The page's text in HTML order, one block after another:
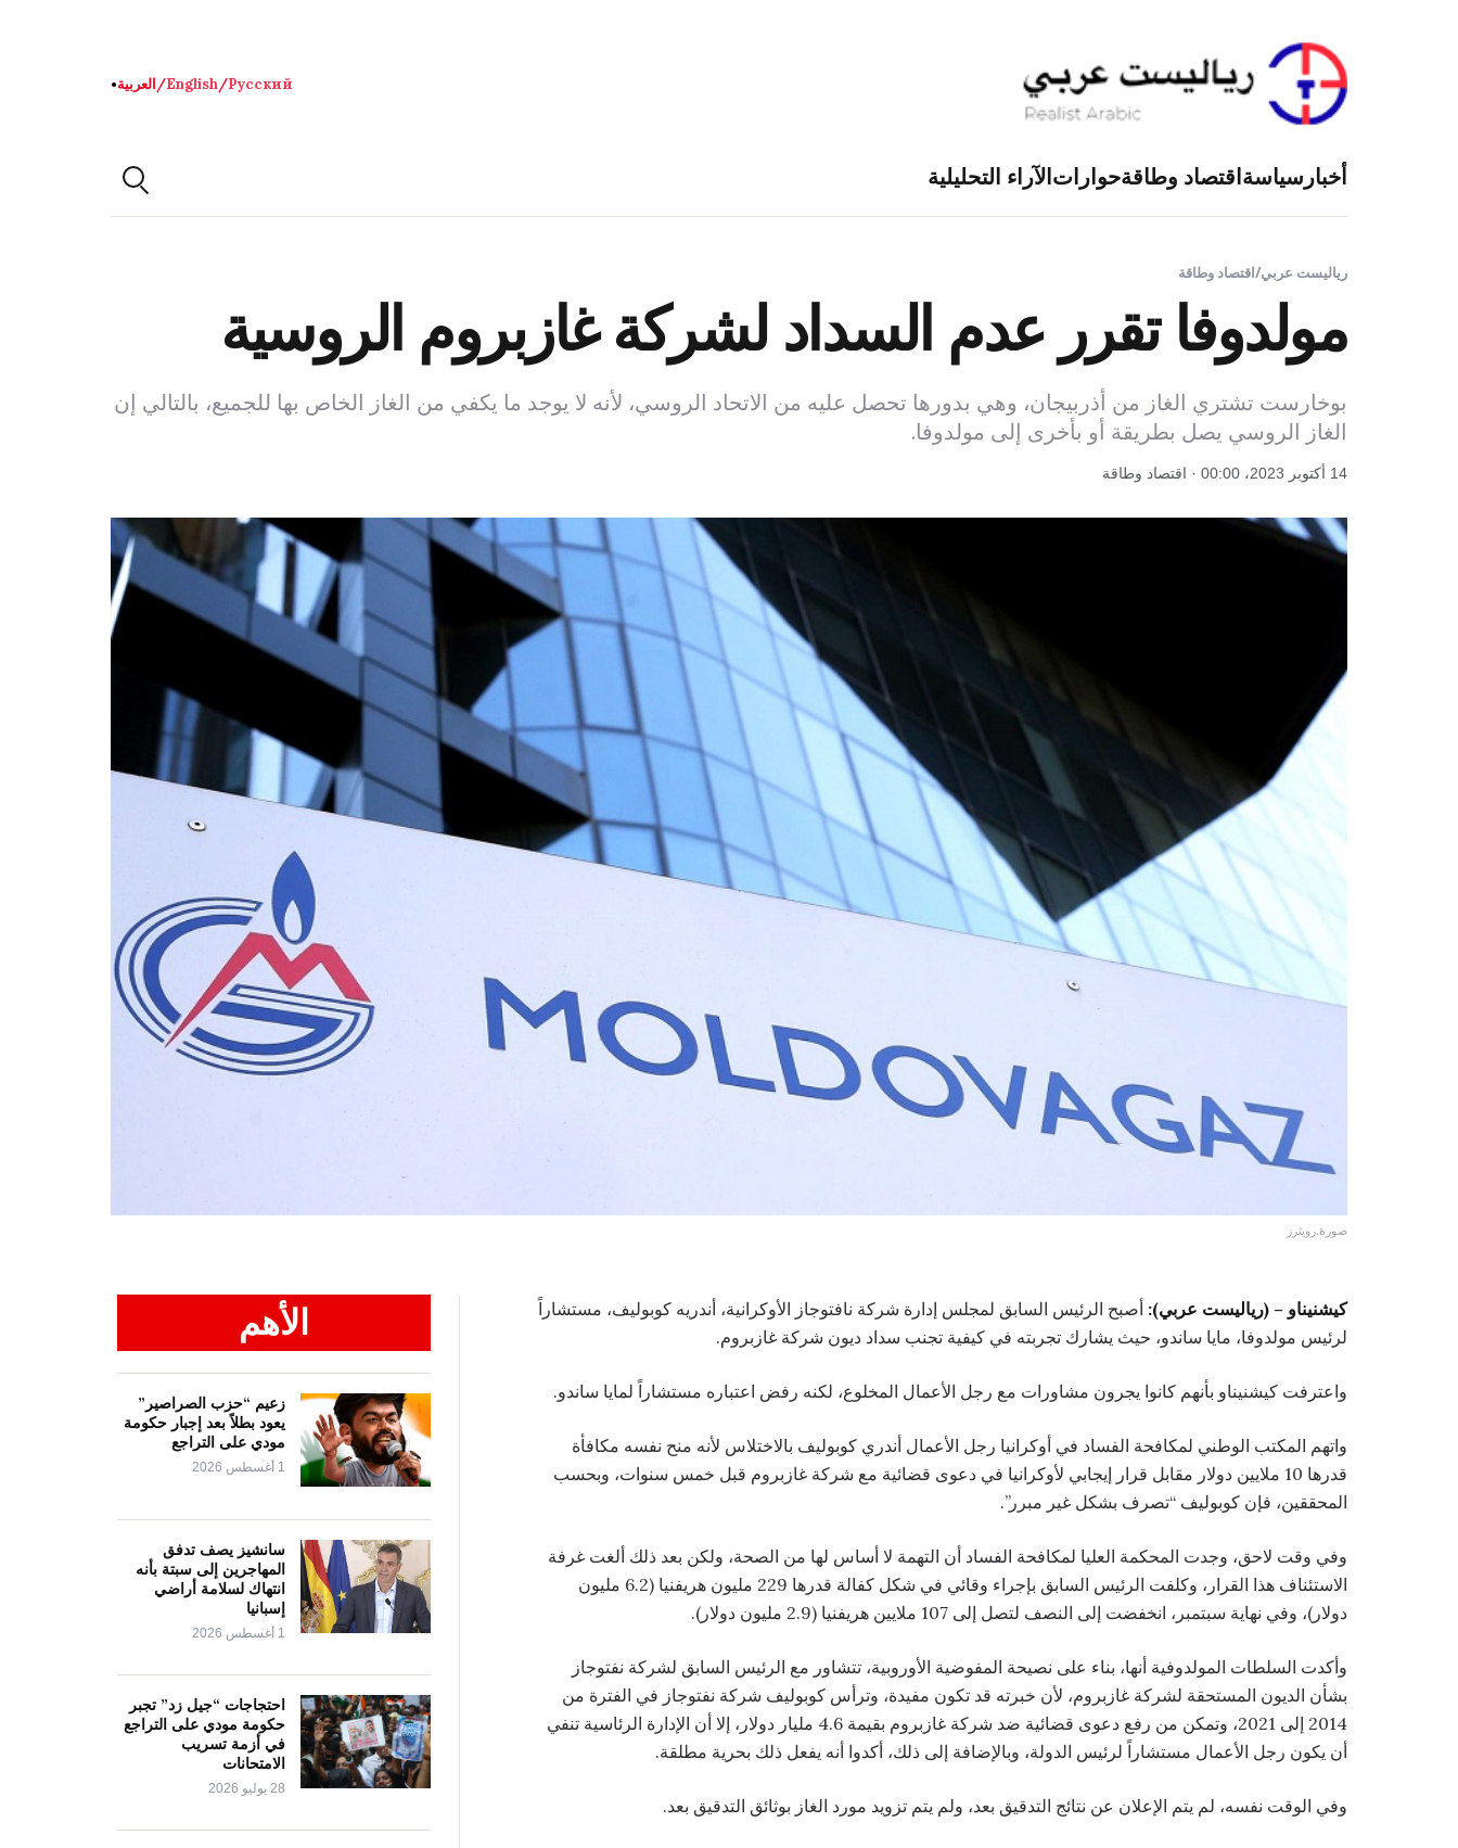
Русский
/
English
/العربية●
أخبار سياسةاقتصاد وطاقةحواراتالآراء التحليلية
رياليست عربي/اقتصاد وطاقة
مولدوفا تقرر عدم السداد لشركة غازبروم الروسية
بوخارست تشتري الغاز من أذربيجان، وهي بدورها تحصل عليه من الاتحاد الروسي، لأنه لا يوجد ما يكفي من الغاز الخاص بها للجميع، بالتالي إن
الغاز الروسي يصل بطريقة أو بأخرى إلى مولدوفا.
14 أكتوبر 2023، 00:00 · اقتصاد وطاقة
صورة.رويترز
كيشنيناو – (رياليست عربي): أصبح الرئيس السابق لمجلس إدارة شركة نافتوجاز الأوكرانية، أندريه كوبوليف، مستشاراً
لرئيس مولدوفا، مايا ساندو، حيث يشارك تجربته في كيفية تجنب سداد ديون شركة غازبروم.
واعترفت كيشنيناو بأنهم كانوا يجرون مشاورات مع رجل الأعمال المخلوع، لكنه رفض اعتباره مستشاراً لمايا ساندو.
واتهم المكتب الوطني لمكافحة الفساد في أوكرانيا رجل الأعمال أندري كوبوليف بالاختلاس لأنه منح نفسه مكافأة
قدرها 10 ملايين دولار مقابل قرار إيجابي لأوكرانيا في دعوى قضائية مع شركة غازبروم قبل خمس سنوات، وبحسب
المحققين، فإن كوبوليف “تصرف بشكل غير مبرر”.
وفي وقت لاحق، وجدت المحكمة العليا لمكافحة الفساد أن التهمة لا أساس لها من الصحة، ولكن بعد ذلك ألغت غرفة
الاستئناف هذا القرار، وكلفت الرئيس السابق بإجراء وقائي في شكل كفالة قدرها 229 مليون هريفنيا (6.2 مليون
دولار)، وفي نهاية سبتمبر، انخفضت إلى النصف لتصل إلى 107 ملايين هريفنيا (2.9 مليون دولار).
وأكدت السلطات المولدوفية أنها، بناء على نصيحة المفوضية الأوروبية، تتشاور مع الرئيس السابق لشركة نفتوجاز
بشأن الديون المستحقة لشركة غازبروم، لأن خبرته قد تكون مفيدة، وترأس كوبوليف شركة نفتوجاز في الفترة من
2014 إلى 2021، وتمكن من رفع دعوى قضائية ضد شركة غازبروم بقيمة 4.6 مليار دولار، إلا أن الإدارة الرئاسية تنفي
أن يكون رجل الأعمال مستشاراً لرئيس الدولة، وبالإضافة إلى ذلك، أكدوا أنه يفعل ذلك بحرية مطلقة.
وفي الوقت نفسه، لم يتم الإعلان عن نتائج التدقيق بعد، ولم يتم تزويد مورد الغاز بوثائق التدقيق بعد.
الأهم
زعيم “حزب الصراصير”
يعود بطلاً بعد إجبار حكومة
مودي على التراجع
1 أغسطس 2026
سانشيز يصف تدفق
المهاجرين إلى سبتة بأنه
انتهاك لسلامة أراضي
إسبانيا
1 أغسطس 2026
احتجاجات “جيل زد” تجبر
حكومة مودي على التراجع
في أزمة تسريب
الامتحانات
28 يوليو 2026